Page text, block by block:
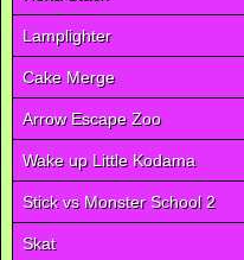
Lamplighter
Cake Merge
Arrow Escape Zoo
Wake up Little Kodama
Stick vs Monster School 2
Skat